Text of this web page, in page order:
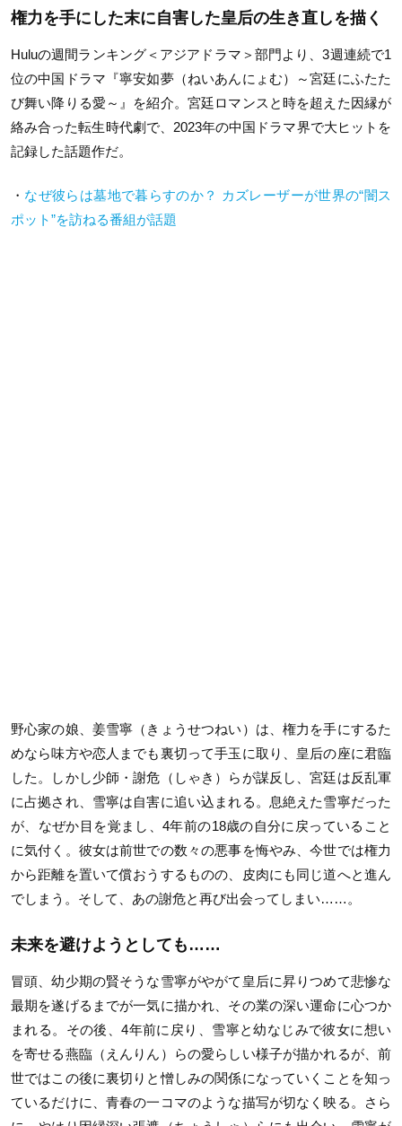
権力を手にした末に自害した皇后の生き直しを描く
Huluの週間ランキング＜アジアドラマ＞部門より、3週連続で1
位の中国ドラマ『寧安如夢（ねいあんにょむ）～宮廷にふたた
び舞い降りる愛～』を紹介。宮廷ロマンスと時を超えた因縁が
絡み合った転生時代劇で、2023年の中国ドラマ界で大ヒットを
記録した話題作だ。
・ なぜ彼らは墓地で暮らすのか？ カズレーザーが世界の“闇ス
ポット”を訪ねる番組が話題
野心家の娘、姜雪寧（きょうせつねい）は、権力を手にするた
めなら味方や恋人までも裏切って手玉に取り、皇后の座に君臨
した。しかし少師・謝危（しゃき）らが謀反し、宮廷は反乱軍
に占拠され、雪寧は自害に追い込まれる。息絶えた雪寧だった
が、なぜか目を覚まし、4年前の18歳の自分に戻っていること
に気付く。彼女は前世での数々の悪事を悔やみ、今世では権力
から距離を置いて償おうするものの、皮肉にも同じ道へと進ん
でしまう。そして、あの謝危と再び出会ってしまい……。
未来を避けようとしても……
冒頭、幼少期の賢そうな雪寧がやがて皇后に昇りつめて悲惨な
最期を遂げるまでが一気に描かれ、その業の深い運命に心つか
まれる。その後、4年前に戻り、雪寧と幼なじみで彼女に想い
を寄せる燕臨（えんりん）らの愛らしい様子が描かれるが、前
世ではこの後に裏切りと憎しみの関係になっていくことを知っ
ているだけに、青春の一コマのような描写が切なく映る。さら